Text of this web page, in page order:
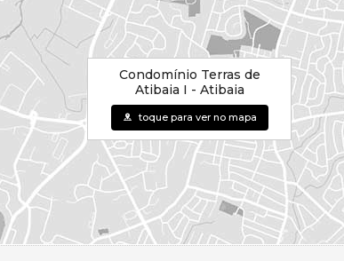
Condomínio Terras de
Atibaia I - Atibaia
toque para ver no mapa